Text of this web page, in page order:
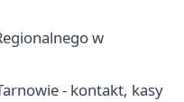
w
- kontakt, kasy